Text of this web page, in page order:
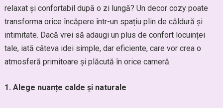
relaxat și confortabil după o zi lungă? Un decor cozy poate
transforma orice încăpere într-un spațiu plin de căldură și
intimitate. Dacă vrei să adaugi un plus de confort locuinței
tale, iată câteva idei simple, dar eficiente, care vor crea o
atmosferă primitoare și plăcută în orice cameră.
1. Alege nuanțe calde și naturale